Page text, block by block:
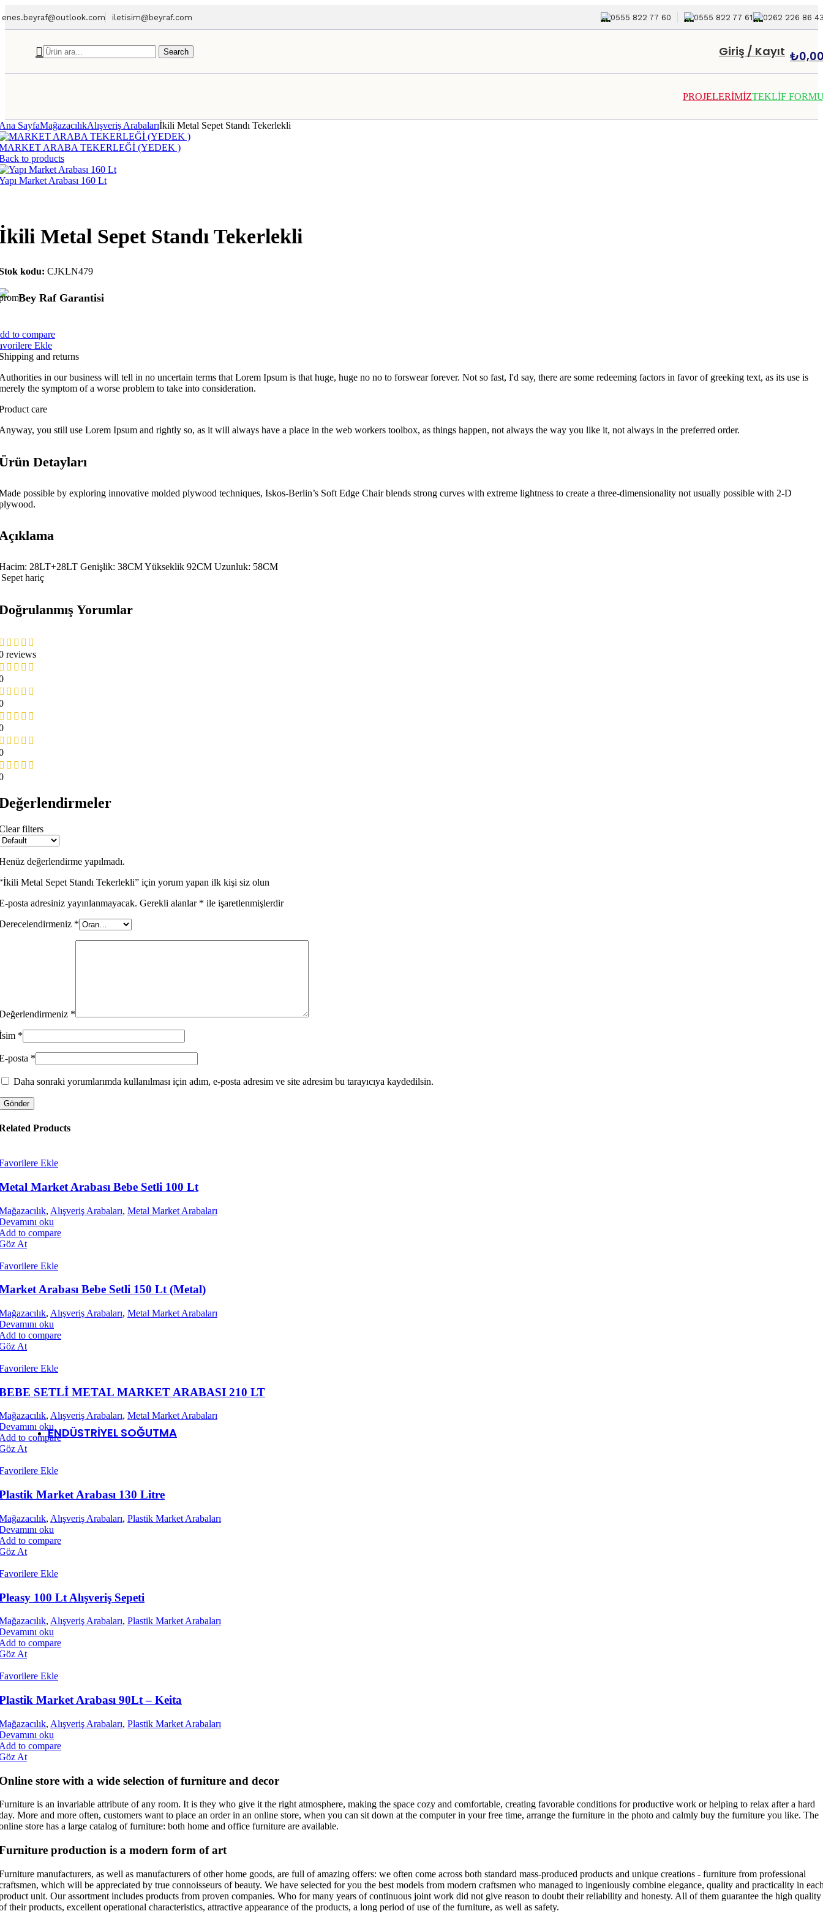
enes.beyraf@outlook.com iletisim@beyraf.com 0555 822 77 60 0555 822 77 61 0262 226 86
Search Giriş / Kayıt ₺
BARKOD SİSTEMLERİ
ENDÜSTRİYEL SOĞUTMA
Tam Boy Dikey Dolaplar
Yarım Boy Dikey Dolaplar
Havuz Tipi Dolaplar
Yatay Soğutucu & Dondurucu Dolaplar
Sütlük Çarpma Kapılar
PROJELERİMİZTEKLİF
SayfaMağazacılıkAlışveriş Arabalarıİkili Metal Sepet Standı Tekerlekli
ARABA TEKERLEĞİ (YEDEK )
to products
Market Arabası 160 Lt
Metal Sepet Standı Tekerlekli
kodu: CJKLN479
Bey Raf Garantisi
to compare
Ekle
and returns
in our business will tell in no uncertain terms that Lorem Ipsum is that huge, huge no no to forswear forever. Not so fast, I'd say, there are some redeeming factors in favor of greeking text, as its use is
the symptom of a worse problem to take into consideration.
care
you still use Lorem Ipsum and rightly so, as it will always have a place in the web workers toolbox, as things happen, not always the way you like it, not always in the preferred order.
Detayları
possible by exploring innovative molded plywood techniques, Iskos-Berlin’s Soft Edge Chair blends strong curves with extreme lightness to create a three-dimensionality not usually possible with 2-D
28LT+28LT Genişlik: 38CM Yükseklik 92CM Uzunluk: 58CM
hariç
Yorumlar
reviews
filters
değerlendirme yapılmadı.
Metal Sepet Standı Tekerlekli” için yorum yapan ilk kişi siz olun
posta adresiniz yayınlanmayacak. Gerekli alanlar * ile işaretlenmişlerdir
*
*
*
posta *
Daha sonraki yorumlarımda kullanılması için adım, e-posta adresim ve site adresim bu tarayıcıya kaydedilsin.
Products
Ekle
Market Arabası Bebe Setli 100 Lt
, Alışveriş Arabaları, Metal Market Arabaları
oku
to compare
At
Ekle
Arabası Bebe Setli 150 Lt (Metal)
, Alışveriş Arabaları, Metal Market Arabaları
oku
to compare
At
Ekle
SETLİ METAL MARKET ARABASI 210 LT
, Alışveriş Arabaları, Metal Market Arabaları
oku
to compare
At
Ekle
Market Arabası 130 Litre
, Alışveriş Arabaları, Plastik Market Arabaları
oku
to compare
At
Ekle
100 Lt Alışveriş Sepeti
, Alışveriş Arabaları, Plastik Market Arabaları
oku
to compare
At
Ekle
Market Arabası 90Lt – Keita
, Alışveriş Arabaları, Plastik Market Arabaları
oku
to compare
At
store with a wide selection of furniture and decor
is an invariable attribute of any room. It is they who give it the right atmosphere, making the space cozy and comfortable, creating favorable conditions for productive work or helping to relax after a hard
More and more often, customers want to place an order in an online store, when you can sit down at the computer in your free time, arrange the furniture in the photo and calmly buy the furniture you like. The
store has a large catalog of furniture: both home and office furniture are available.
production is a modern form of art
manufacturers, as well as manufacturers of other home goods, are full of amazing offers: we often come across both standard mass-produced products and unique creations - furniture from professional
which will be appreciated by true connoisseurs of beauty. We have selected for you the best models from modern craftsmen who managed to ingeniously combine elegance, quality and practicality in
unit. Our assortment includes products from proven companies. Who for many years of continuous joint work did not give reason to doubt their reliability and honesty. All of them guarantee the high quality
their products, excellent operational characteristics, attractive appearance of the products, a long period of use of the furniture, as well as safety.